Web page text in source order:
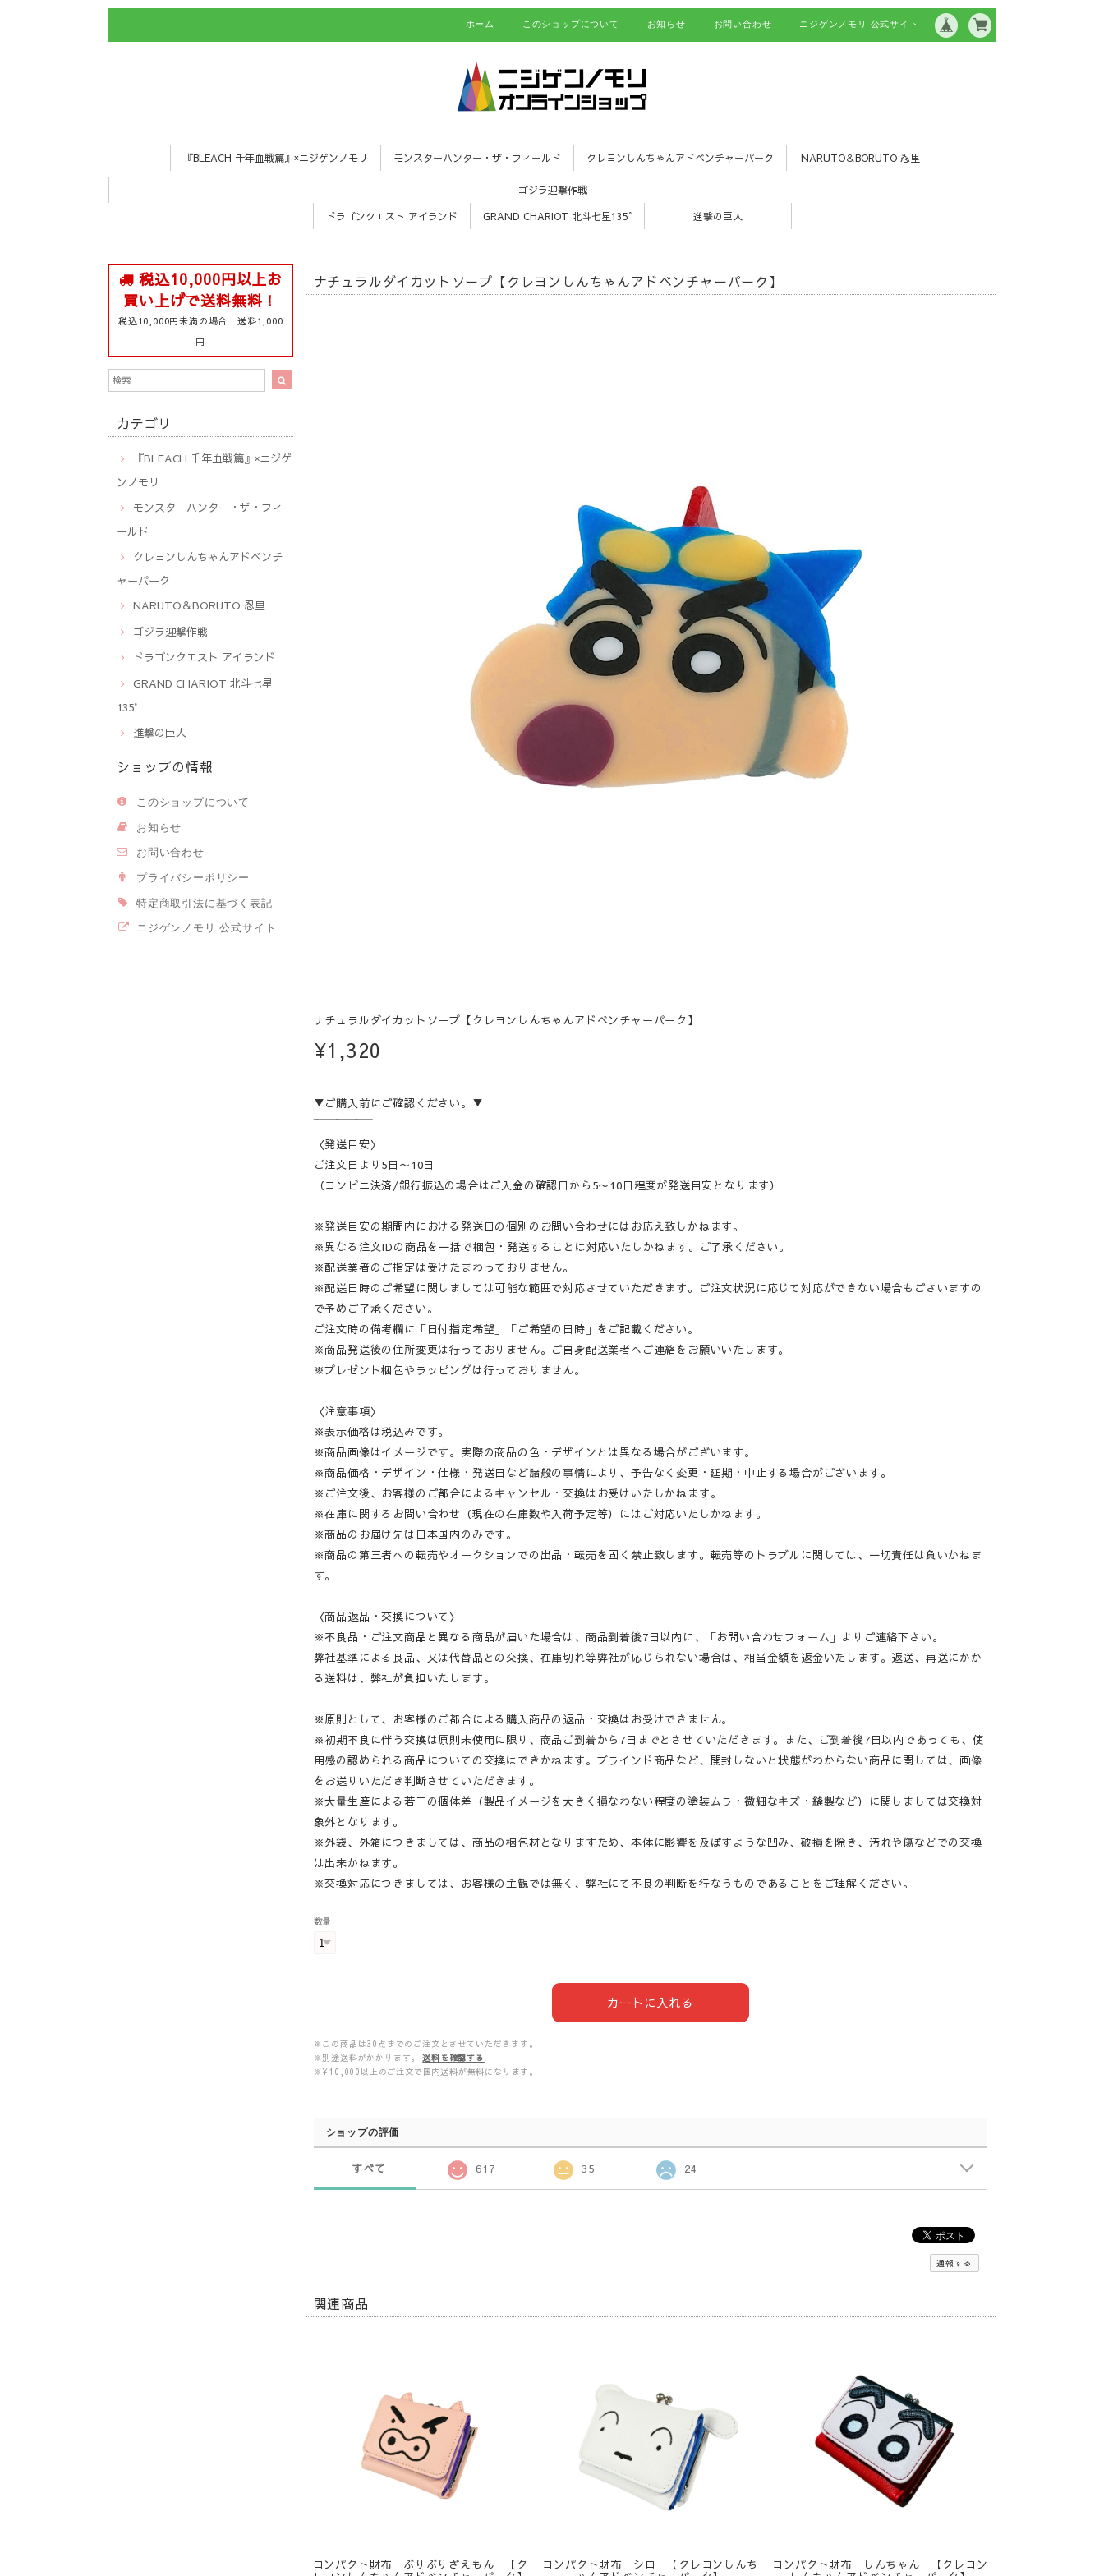
ホーム このショップについて お知らせ お問い合わせ ニジゲンノモリ 公式サイト
『BLEACH 千年血戦篇』×ニジゲンノモリ モンスターハンター・ザ・フィールド クレヨンしんちゃんアドベンチャーパーク NARUTO＆BORUTO 忍里
ゴジラ迎撃作戦
ドラゴンクエスト アイランド
GRAND CHARIOT 北斗七星135° 進撃の巨人
税込10,000円以上お
買い上げで送料無料！
税込10,000円未満の場合 送料1,000
円
カテゴリ
『BLEACH 千年血戦篇』×ニジゲ
ンノモリ
モンスターハンター・ザ・フィ
ールド
クレヨンしんちゃんアドベンチ
ャーパーク
NARUTO＆BORUTO 忍里
ゴジラ迎撃作戦
ドラゴンクエスト アイランド
GRAND CHARIOT 北斗七星
135°
進撃の巨人
ショップの情報
このショップについて
お知らせ
お問い合わせ
プライバシーポリシー
特定商取引法に基づく表記
ニジゲンノモリ 公式サイト
ナチュラルダイカットソープ【クレヨンしんちゃんアドベンチャーパーク】
ナチュラルダイカットソープ【クレヨンしんちゃんアドベンチャーパーク】
¥1,320
▼ご購入前にご確認ください。▼
‾‾‾‾‾‾‾‾‾‾‾‾‾‾‾
〈発送目安〉
ご注文日より5日〜10日
（コンビニ決済/銀行振込の場合はご入金の確認日から5〜10日程度が発送目安となります）
※発送目安の期間内における発送日の個別のお問い合わせにはお応え致しかねます。
※異なる注文IDの商品を一括で梱包・発送することは対応いたしかねます。ご了承ください。
※配送業者のご指定は受けたまわっておりません。
※配送日時のご希望に関しましては可能な範囲で対応させていただきます。ご注文状況に応じて対応ができない場合もごさいますの
で予めご了承ください。
ご注文時の備考欄に「日付指定希望」「ご希望の日時」をご記載ください。
※商品発送後の住所変更は行っておりません。ご自身配送業者へご連絡をお願いいたします。
※プレゼント梱包やラッピングは行っておりません。
〈注意事項〉
※表示価格は税込みです。
※商品画像はイメージです。実際の商品の色・デザインとは異なる場合がございます。
※商品価格・デザイン・仕様・発送日など諸般の事情により、予告なく変更・延期・中止する場合がございます。
※ご注文後、お客様のご都合によるキャンセル・交換はお受けいたしかねます。
※在庫に関するお問い合わせ（現在の在庫数や入荷予定等）にはご対応いたしかねます。
※商品のお届け先は日本国内のみです。
※商品の第三者への転売やオークションでの出品・転売を固く禁止致します。転売等のトラブルに関しては、一切責任は負いかねま
す。
〈商品返品・交換について〉
※不良品・ご注文商品と異なる商品が届いた場合は、商品到着後7日以内に、「お問い合わせフォーム」よりご連絡下さい。
弊社基準による良品、又は代替品との交換、在庫切れ等弊社が応じられない場合は、相当金額を返金いたします。返送、再送にかか
る送料は、弊社が負担いたします。
※原則として、お客様のご都合による購入商品の返品・交換はお受けできません。
※初期不良に伴う交換は原則未使用に限り、商品ご到着から7日までとさせていただきます。また、ご到着後7日以内であっても、使
用感の認められる商品についての交換はできかねます。ブラインド商品など、開封しないと状態がわからない商品に関しては、画像
をお送りいただき判断させていただきます。
※大量生産による若干の個体差（製品イメージを大きく損なわない程度の塗装ムラ・微細なキズ・縫製など）に関しましては交換対
象外となります。
※外袋、外箱につきましては、商品の梱包材となりますため、本体に影響を及ぼすような凹み、破損を除き、汚れや傷などでの交換
は出来かねます。
※交換対応につきましては、お客様の主観では無く、弊社にて不良の判断を行なうものであることをご理解ください。
数量
カートに入れる
※この商品は30点までのご注文とさせていただきます。
※別途送料がかかります。
送料を確認する
※¥10,000以上のご注文で国内送料が無料になります。
ショップの評価
すべて 617 35 24
通報する
関連商品
コンパクト財布 ぶりぶりざえもん 【ク コンパクト財布 シロ 【クレヨンしんち コンパクト財布 しんちゃん 【クレヨン